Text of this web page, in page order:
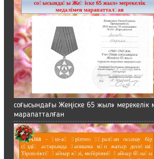
соғысындағы Жеңіске 65 жыл» мерекелік
марапатталған